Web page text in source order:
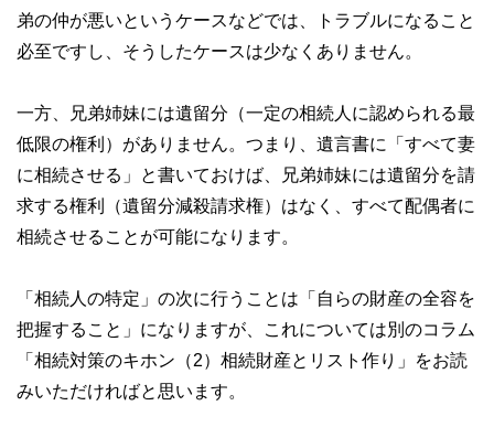
弟の仲が悪いというケースなどでは、トラブルになること
必至ですし、そうしたケースは少なくありません。
一方、兄弟姉妹には遺留分（一定の相続人に認められる最
低限の権利）がありません。つまり、遺言書に「すべて妻
に相続させる」と書いておけば、兄弟姉妹には遺留分を請
求する権利（遺留分減殺請求権）はなく、すべて配偶者に
相続させることが可能になります。
「相続人の特定」の次に行うことは「自らの財産の全容を
把握すること」になりますが、これについては別のコラム
「相続対策のキホン（2）相続財産とリスト作り」をお読
みいただければと思います。